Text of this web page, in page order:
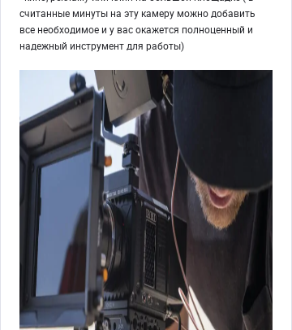
считанные минуты на эту камеру можно добавить
все необходимое и у вас окажется полноценный и
надежный инструмент для работы)